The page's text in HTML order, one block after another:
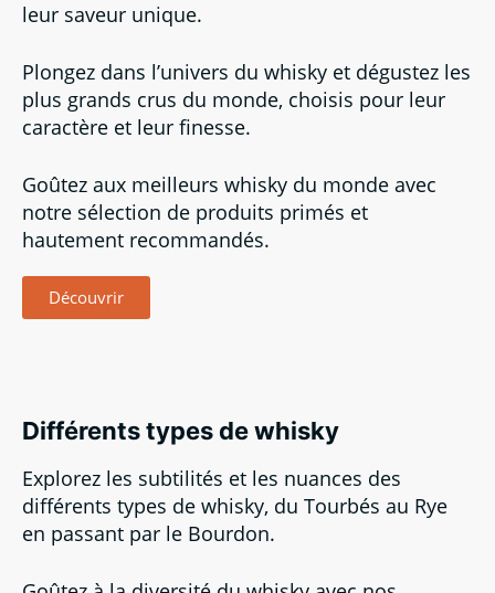
leur saveur unique.
Plongez dans l’univers du whisky et dégustez les
plus grands crus du monde, choisis pour leur
caractère et leur finesse.
Goûtez aux meilleurs whisky du monde avec
notre sélection de produits primés et
hautement recommandés.
Découvrir
Différents types de whisky
Explorez les subtilités et les nuances des
différents types de whisky, du Tourbés au Rye
en passant par le Bourdon.